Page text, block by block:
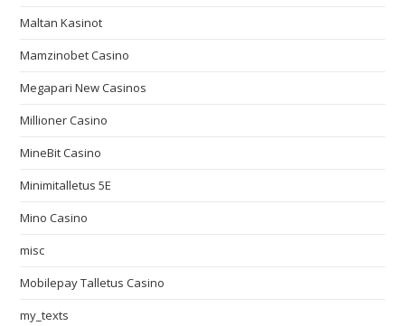
Maltan Kasinot
Mamzinobet Casino
Megapari New Casinos
Millioner Casino
MineBit Casino
Minimitalletus 5E
Mino Casino
misc
Mobilepay Talletus Casino
my_texts